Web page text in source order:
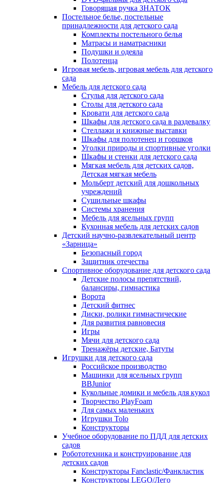
Говорящая ручка ЗНАТОК
Постельное белье, постельные
принадлежности для детского сада
Комплекты постельного белья
Матрасы и наматрасники
Подушки и одеяла
Полотенца
Игровая мебель, игровая мебель для детского
сада
Мебель для детского сада
Стулья для детского сада
Столы для детского сада
Кровати для детского сада
Шкафы для детского сада в раздевалку
Стеллажи и книжные выставки
Шкафы для полотенец и горшков
Уголки природы и спортивные уголки
Шкафы и стенки для детского сада
Мягкая мебель для детских садов,
Детская мягкая мебель
Мольберт детский для дошкольных
учреждений
Сушильные шкафы
Системы хранения
Мебель для ясельных групп
Кухонная мебель для детских садов
Детский научно-развлекательный центр
«Зарница»
Безопасный город
Защитник отечества
Спортивное оборудование для детского сада
Детские полосы препятствий,
балансиры, гимнастика
Ворота
Детский фитнес
Диски, ролики гимнастические
Для развития равновесия
Игры
Мячи для детского сада
Тренажёры детские, Батуты
Игрушки для детского сада
Российское производство
Машинки для ясельных групп
BBJunior
Кукольные домики и мебель для кукол
Творчество PlayFoam
Для самых маленьких
Игрушки Tolo
Конструкторы
Учебное оборудование по ПДД для детских
садов
Робототехника и конструирование для
детских садов
Конструкторы Fanclastic/Фанкластик
Конструкторы LEGO/Лего